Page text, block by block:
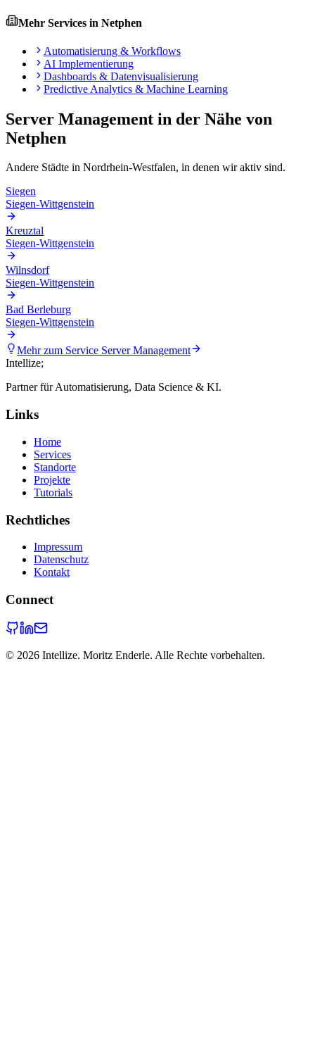
Mehr Services in Netphen
Automatisierung & Workflows
AI Implementierung
Dashboards & Datenvisualisierung
Predictive Analytics & Machine Learning
Server Management in der Nähe von
Netphen
Andere Städte in Nordrhein-Westfalen, in denen wir aktiv sind.
Siegen
Siegen-Wittgenstein
Kreuztal
Siegen-Wittgenstein
Wilnsdorf
Siegen-Wittgenstein
Bad Berleburg
Siegen-Wittgenstein
Mehr zum Service Server Management
Intellize;
Partner für Automatisierung, Data Science & KI.
Links
Home
Services
Standorte
Projekte
Tutorials
Rechtliches
Impressum
Datenschutz
Kontakt
Connect
© 2026 Intellize. Moritz Enderle. Alle Rechte vorbehalten.